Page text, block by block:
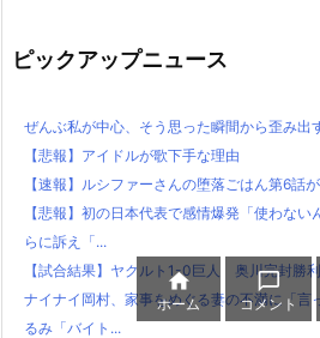
ピックアップニュース
ぜんぶ私が中心、そう思った瞬間から歪み出
【悲報】アイドルが歌下手な理由
【速報】ルシファーさんの堕落ごはん第6話
【悲報】初の日本代表で感情爆発「使わな
らに訴え「...
【試合結果】ヤクルト1-0巨人 奥川完封勝
ナイナイ岡村、家事をめぐる妻の不満に「言
るみ「バイト...

ホーム

コメント